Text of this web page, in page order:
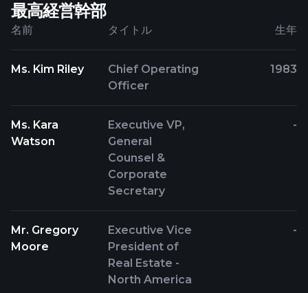
最高経営幹部
名前 タイトル 生年
Ms. Kim Riley
Chief Operating
Officer
1983
Ms. Kara
Watson
Executive VP,
General
Counsel &
Corporate
Secretary
-
Mr. Gregory
Moore
Executive Vice
President of
Real Estate -
North America
-